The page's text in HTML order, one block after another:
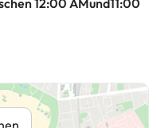
12:00 AMund11:00